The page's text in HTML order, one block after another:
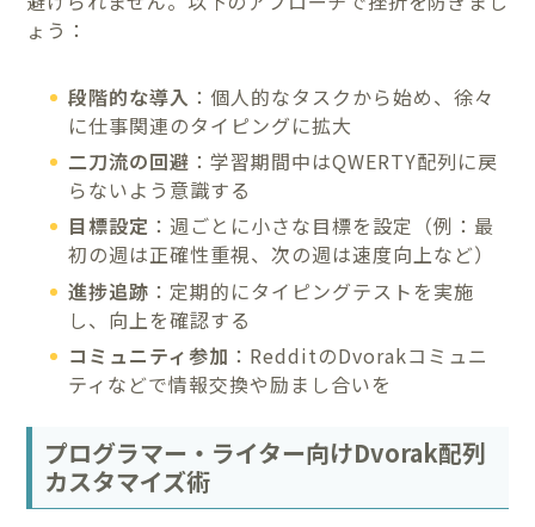
ょう：
段階的な導入 ：個人的なタスクから始め、徐々
に仕事関連のタイピングに拡大
二刀流の回避 ：学習期間中はQWERTY配列に戻
らないよう意識する
目標設定 ：週ごとに小さな目標を設定（例：最
初の週は正確性重視、次の週は速度向上など）
進捗追跡 ：定期的にタイピングテストを実施
し、向上を確認する
コミュニティ参加 ：RedditのDvorakコミュニ
ティなどで情報交換や励まし合いを
プログラマー・ライター向けDvorak配列
カスタマイズ術